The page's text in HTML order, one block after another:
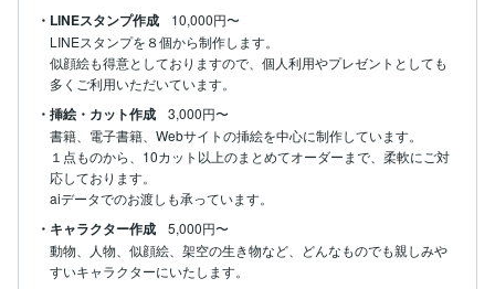
・LINEスタンプ作成
10,000円〜
LINEスタンプを８個から制作します。
似顔絵も得意としておりますので、個人利用やプレゼントとしても
多くご利用いただいています。
・挿絵・カット作成
3,000円〜
書籍、電子書籍、Webサイトの挿絵を中心に制作しています。
１点ものから、10カット以上のまとめてオーダーまで、柔軟にご対
応しております。
aiデータでのお渡しも承っています。
・キャラクター作成
5,000円〜
動物、人物、似顔絵、架空の生き物など、どんなものでも親しみや
すいキャラクターにいたします。